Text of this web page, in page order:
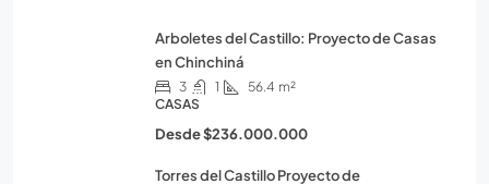
Arboletes del Castillo: Proyecto de Casas
en Chinchiná
3 1 56.4 m²
CASAS
Desde$236.000.000
Torres del Castillo Proyecto de